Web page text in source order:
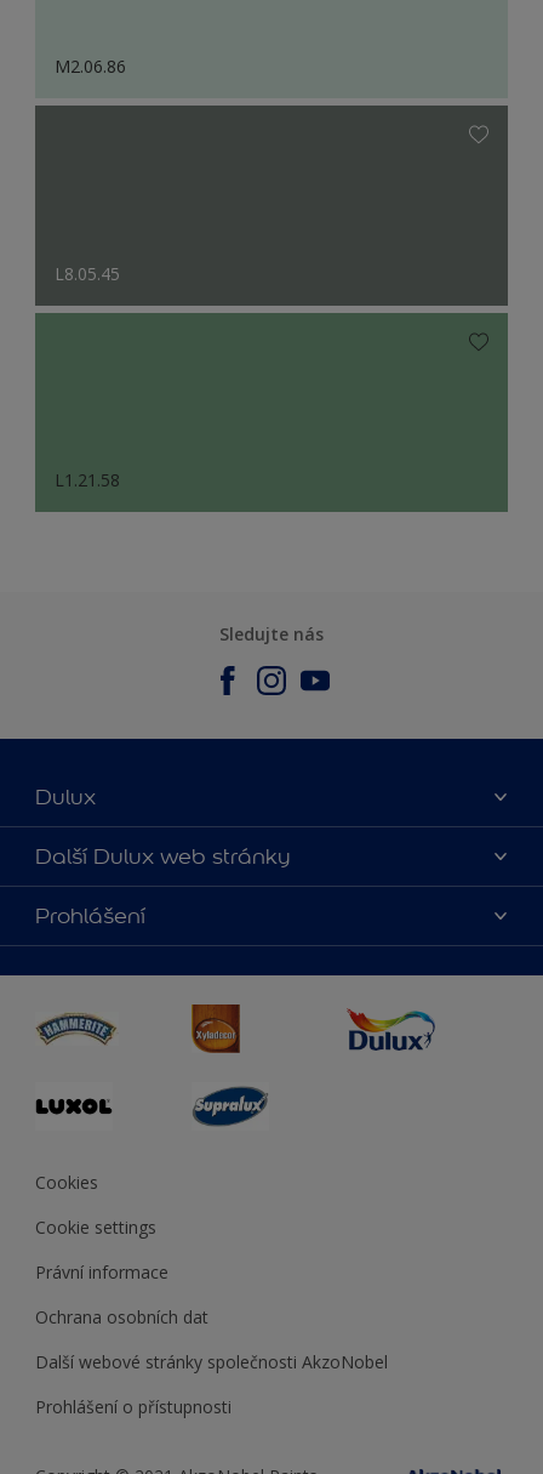
M2.06.86
L8.05.45
L1.21.58
Sledujte nás
Dulux
O nás
Kontaktujte nás
Najít obchod
Další Dulux web stránky
duluxmalir.cz
duluxmaliar.sk
duluxprodejnabarev.cz
duluxpredajnafarieb.sk
Prohlášení
Cookies
Cookie settings
Právní informace
Ochrana osobních dat
Další webové stránky společnosti AkzoNobel
Prohlášení o přístupnosti